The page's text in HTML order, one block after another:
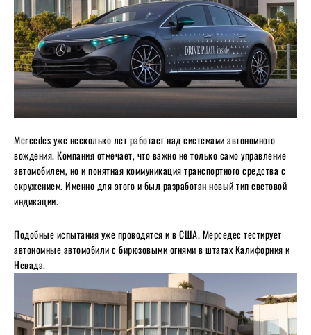
Mercedes уже несколько лет работает над системами автономного
вождения. Компания отмечает, что важно не только само управление
автомобилем, но и понятная коммуникация транспортного средства с
окружением. Именно для этого и был разработан новый тип световой
индикации.
Подобные испытания уже проводятся и в США. Мерседес тестирует
автономные автомобили с бирюзовыми огнями в штатах Калифорния и
Невада.